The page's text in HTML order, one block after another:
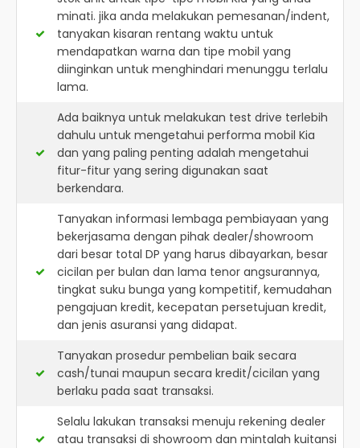
minati. jika anda melakukan pemesanan/indent,
tanyakan kisaran rentang waktu untuk
mendapatkan warna dan tipe mobil yang
diinginkan untuk menghindari menunggu terlalu
lama.
Ada baiknya untuk melakukan test drive terlebih
dahulu untuk mengetahui performa mobil Kia
dan yang paling penting adalah mengetahui
fitur-fitur yang sering digunakan saat
berkendara.
Tanyakan informasi lembaga pembiayaan yang
bekerjasama dengan pihak dealer/showroom
dari besar total DP yang harus dibayarkan, besar
cicilan per bulan dan lama tenor angsurannya,
tingkat suku bunga yang kompetitif, kemudahan
pengajuan kredit, kecepatan persetujuan kredit,
dan jenis asuransi yang didapat.
Tanyakan prosedur pembelian baik secara
cash/tunai maupun secara kredit/cicilan yang
berlaku pada saat transaksi.
Selalu lakukan transaksi menuju rekening dealer
atau transaksi di showroom dan mintalah kuitansi